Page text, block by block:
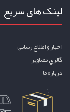
لینک های سریع
اخبار و اطلاع رساني
گالري تصاوير
درباره ما